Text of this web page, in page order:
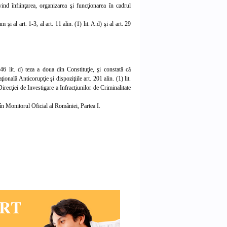
înfiinţarea, organizarea şi funcţionarea în cadrul
şi al art. 1-3, al art. 11 alin. (1) lit. A.d) şi al art. 29
lit. d) teza a doua din Constituţie, şi constată că
Anticorupţie şi dispoziţiileart. 201 alin. (1) lit.
de Investigare a Infracţiunilor de Criminalitate
Monitorul Oficial al României, Partea I.